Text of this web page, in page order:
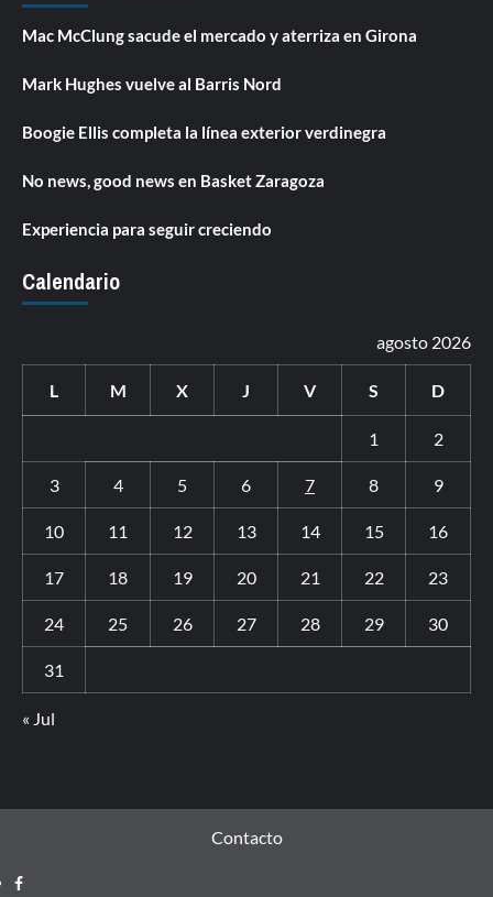
Mac McClung sacude el mercado y aterriza en Girona
Mark Hughes vuelve al Barris Nord
Boogie Ellis completa la línea exterior verdinegra
No news, good news en Basket Zaragoza
Experiencia para seguir creciendo
Calendario
agosto 2026
L M X J V S D
1 2
3 4 5 6 7 8 9
10 11 12 13 14 15 16
17 18 19 20 21 22 23
24 25 26 27 28 29 30
31
« Jul
Contacto